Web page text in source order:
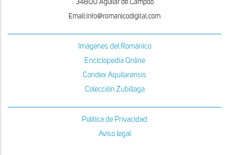
34800 Aguilar de Campoo
Email:info@romanicodigital.com
Imágenes del Románico
Enciclopedia Online
Condex Aquilarensis
Colección Zubillaga
Política de Privacidad
Aviso legal